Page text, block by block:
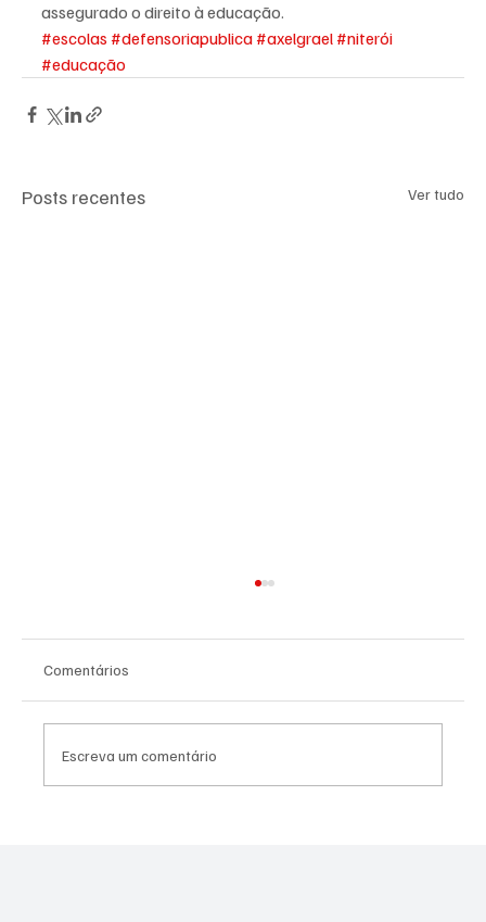
assegurado o direito à educação.
#escolas #defensoriapublica #axelgrael #niterói
#educação
Posts recentes Ver tudo
Comentários
Escreva um comentário